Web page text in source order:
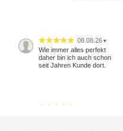
08.08.26 ▼
Wie immer alles perfekt
daher bin ich auch schon
seit Jahren Kunde dort.